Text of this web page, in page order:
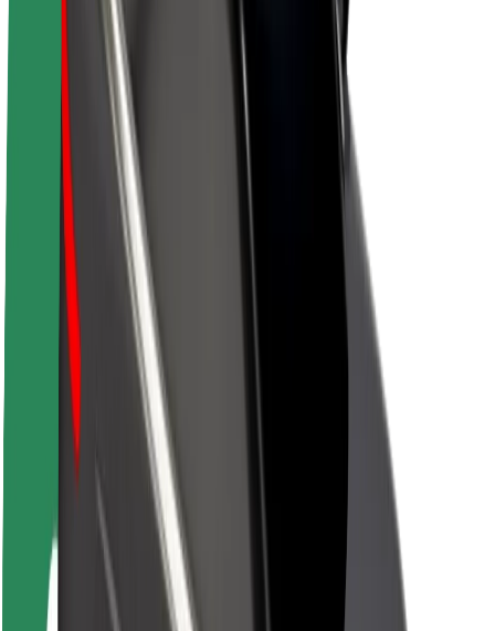
Par uzņēmumu
Karjera
Par Bolt
Bolt ilgtspējība
Project Zero
Blogs
Ziņu telpa
Zīmola vadlīnijas
Misija
Attiecības ar investoriem
Vadība
Pilsētvides fonds
Drošība
Pasažieru drošība